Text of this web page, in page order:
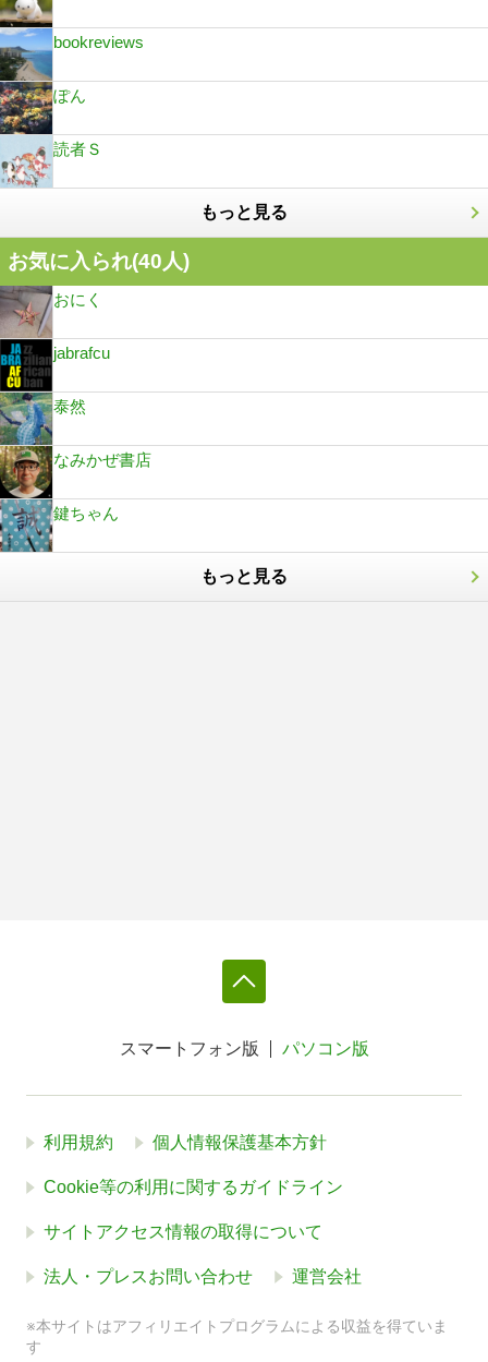
bookreviews
ぽん
読者Ｓ
もっと見る
お気に入られ(40人)
おにく
jabrafcu
泰然
なみかぜ書店
鍵ちゃん
もっと見る
スマートフォン版 パソコン版
利用規約 個人情報保護基本方針
Cookie等の利用に関するガイドライン
サイトアクセス情報の取得について
法人・プレスお問い合わせ 運営会社
※本サイトはアフィリエイトプログラムによる収益を得ていま
す